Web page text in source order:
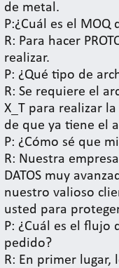
de metal.
P:¿Cuál es el MOQ
R: Para hacer
realizar.
P: ¿Qué tipo de
R: Se requiere el
X_T para realizar
de que ya tiene el
P: ¿Cómo sé que
R: Nuestra
DATOS muy
nuestro valioso
usted para
P: ¿Cuál es el flujo
pedido?
R: En primer lugar,